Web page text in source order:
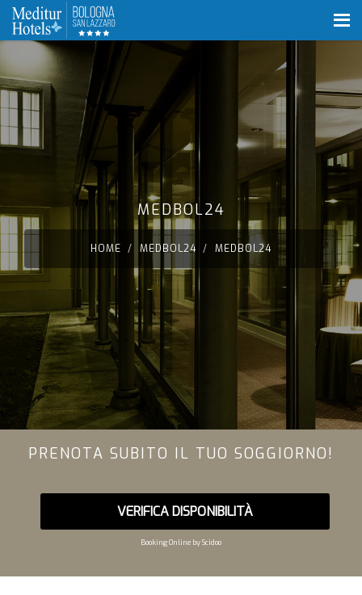
MEDBOL24
HOME MEDBOL24 MEDBOL24
PRENOTA SUBITO IL TUO SOGGIORNO!
VERIFICA DISPONIBILITÀ
Booking Online by Scidoo